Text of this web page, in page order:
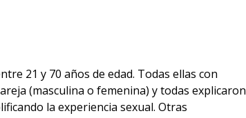
21 y 70 años de edad. Todas ellas con
(masculina o femenina) y todas explicaron
la experiencia sexual. Otras